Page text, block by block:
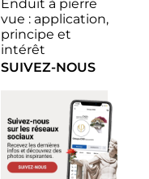
Enduit à pierre
vue : application,
principe et
intérêt
SUIVEZ-NOUS